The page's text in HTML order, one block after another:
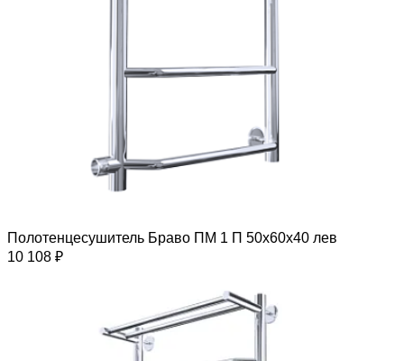
Полотенцесушитель Браво ПМ 1 П 50х60х40 лев
10 108 ₽